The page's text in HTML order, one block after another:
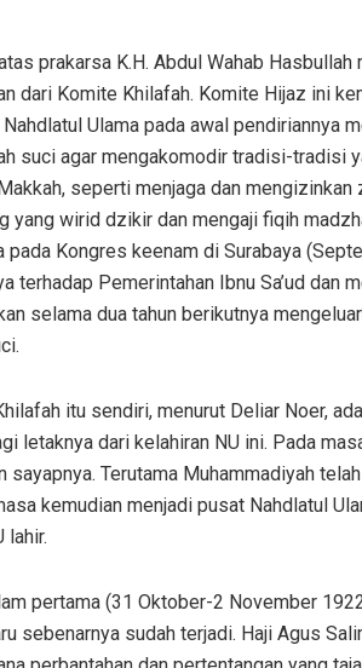
prakarsa K.H. Abdul Wahab
dari Komite Khilafah. Komite Hijaz ini
Ulama pada awal pendiriannya
suci agar mengakomodir tradisi-tradisi
seperti menjaga dan
yang wirid dzikir dan mengaji fiqih
pada Kongres keenam di Surabaya
terhadap Pemerintahan Ibnu Sa’ud dan
selama dua tahun berikutnya
itu sendiri, menurut Deliar Noer,
letaknya dari kelahiran NU ini. Pada
sayapnya. Terutama Muhammadiyah
kemudian menjadi pusat Nahdlatul
lahir.
pertama (31 Oktober-2 November
sebenarnya sudah terjadi. Haji Agus